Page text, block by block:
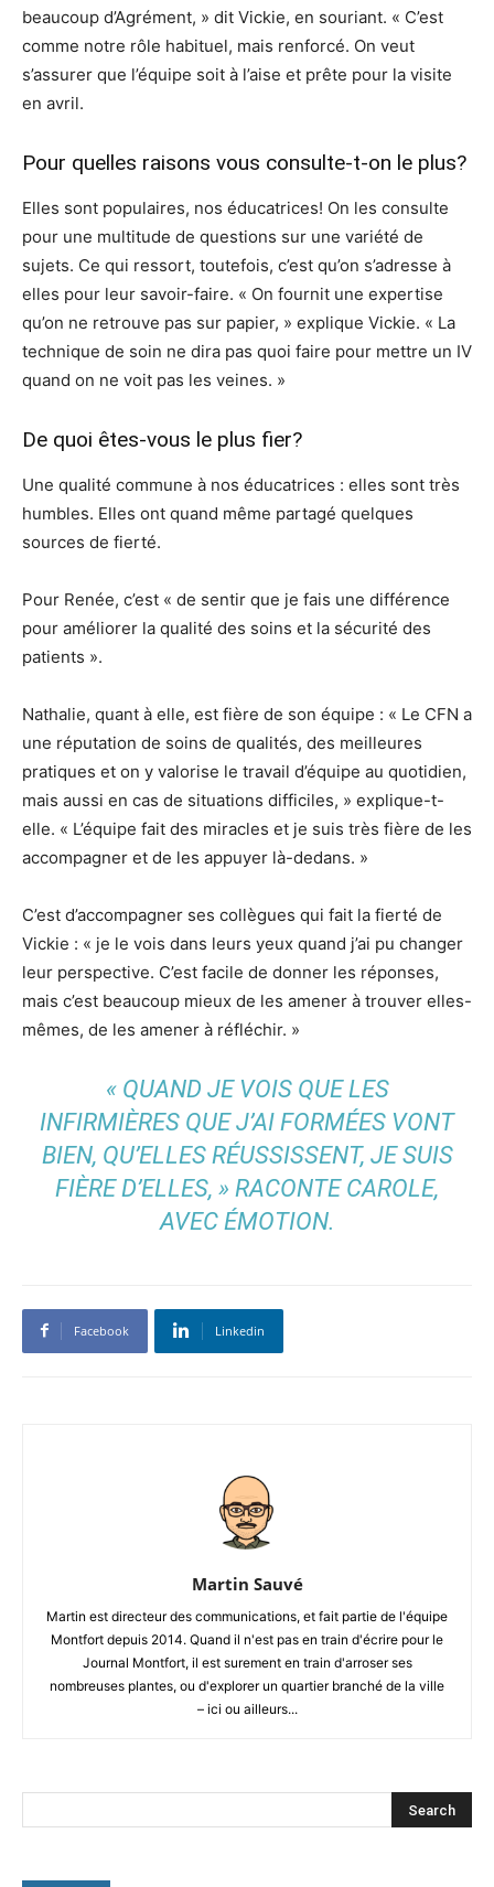
beaucoup d’Agrément, » dit Vickie, en souriant. « C’est
comme notre rôle habituel, mais renforcé. On veut
s’assurer que l’équipe soit à l’aise et prête pour la visite
en avril.
Pour quelles raisons vous consulte-t-on le plus?
Elles sont populaires, nos éducatrices! On les consulte
pour une multitude de questions sur une variété de
sujets. Ce qui ressort, toutefois, c’est qu’on s’adresse à
elles pour leur savoir-faire. « On fournit une expertise
qu’on ne retrouve pas sur papier, » explique Vickie. « La
technique de soin ne dira pas quoi faire pour mettre un IV
quand on ne voit pas les veines. »
De quoi êtes-vous le plus fier?
Une qualité commune à nos éducatrices : elles sont très
humbles. Elles ont quand même partagé quelques
sources de fierté.
Pour Renée, c’est « de sentir que je fais une différence
pour améliorer la qualité des soins et la sécurité des
patients ».
Nathalie, quant à elle, est fière de son équipe : « Le CFN a
une réputation de soins de qualités, des meilleures
pratiques et on y valorise le travail d’équipe au quotidien,
mais aussi en cas de situations difficiles, » explique-t-
elle. « L’équipe fait des miracles et je suis très fière de les
accompagner et de les appuyer là-dedans. »
C’est d’accompagner ses collègues qui fait la fierté de
Vickie : « je le vois dans leurs yeux quand j’ai pu changer
leur perspective. C’est facile de donner les réponses,
mais c’est beaucoup mieux de les amener à trouver elles-
mêmes, de les amener à réfléchir. »
« QUAND JE VOIS QUE LES
INFIRMIÈRES QUE J’AI FORMÉES VONT
BIEN, QU’ELLES RÉUSSISSENT, JE SUIS
FIÈRE D’ELLES, » RACONTE CAROLE,
AVEC ÉMOTION.
Facebook Linkedin
Martin Sauvé
Martin est directeur des communications, et fait partie de l'équipe
Montfort depuis 2014. Quand il n'est pas en train d'écrire pour le
Journal Montfort, il est surement en train d'arroser ses
nombreuses plantes, ou d'explorer un quartier branché de la ville
– ici ou ailleurs...